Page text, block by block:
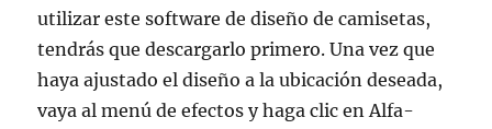
utilizar este software de diseño de camisetas,
tendrás que descargarlo primero. Una vez que
haya ajustado el diseño a la ubicación deseada,
vaya al menú de efectos y haga clic en Alfa-